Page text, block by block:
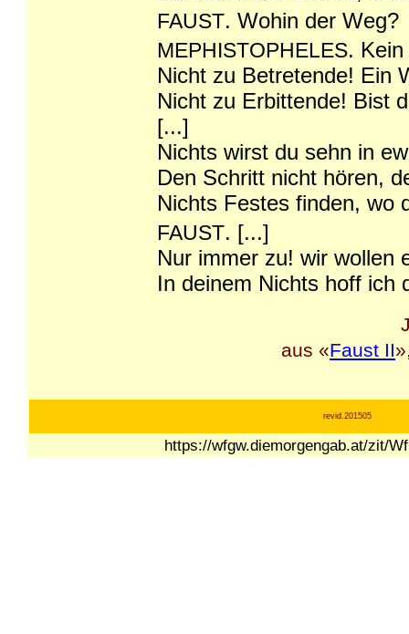
FAUST. Wohin der Weg?
MEPHISTOPHELES.
Nicht zu Betretende! Ein
Nicht zu Erbittende! Bist
[...]
Nichts wirst du sehn in
Den Schritt nicht hören,
Nichts Festes finden, wo
FAUST. [...]
Nur immer zu! wir wollen
In deinem Nichts hoff ich
aus «Faust II
revid.201505
https://wfgw.diemorgengab.at/zit/